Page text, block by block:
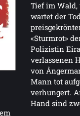
Tief im Wald,
wartet der
«Sturmrot»
Polizistin
verlassenen
von
Mann tot
verhungert.
Hand sind